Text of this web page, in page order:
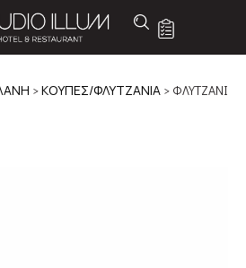
>ΚΟΥΠΕΣ/ΦΛΥΤΖΑΝΙΑ > ΦΛΥΤΖΑΝΙ